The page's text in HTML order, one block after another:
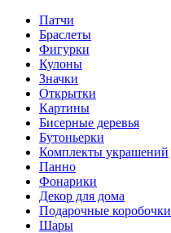
Патчи
Браслеты
Фигурки
Кулоны
Значки
Открытки
Картины
Бисерные деревья
Бутоньерки
Комплекты украшений
Панно
Фонарики
Декор для дома
Подарочные коробочки
Шары